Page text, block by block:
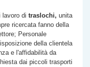
lavoro di traslochi, unita
ricercata fanno della
Personale
della clientela
e l'affidabilità da
dai piccoli trasporti